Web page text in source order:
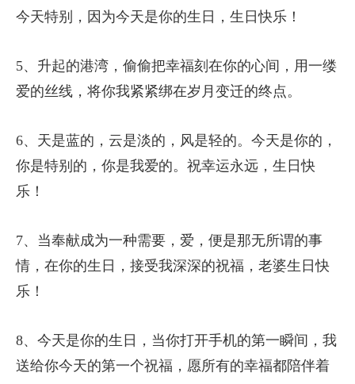
今天特别，因为今天是你的生日，生日快乐！
5、升起的港湾，偷偷把幸福刻在你的心间，用一缕
爱的丝线，将你我紧紧绑在岁月变迁的终点。
6、天是蓝的，云是淡的，风是轻的。今天是你的，
你是特别的，你是我爱的。祝幸运永远，生日快
乐！
7、当奉献成为一种需要，爱，便是那无所谓的事
情，在你的生日，接受我深深的祝福，老婆生日快
乐！
8、今天是你的生日，当你打开手机的第一瞬间，我
送给你今天的第一个祝福，愿所有的幸福都陪伴着